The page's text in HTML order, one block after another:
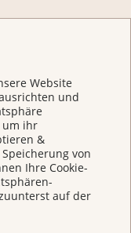
Website
und
um ihr
&
von
Ihre Cookie-
auf der
Links